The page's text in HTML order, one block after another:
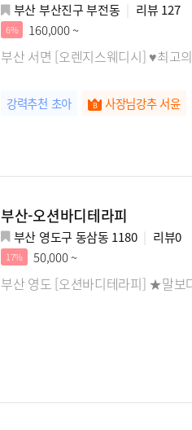
부산 부산진구 부전동 리뷰 127
6% 160,000 ~
부산 서면 [
강력추천 초아 사장님강추 서윤
부산-오션바디테라피
부산 영도구 동삼동 1180 리뷰0
17% 50,000 ~
부산 영도 [오션바디테라피] ★말보